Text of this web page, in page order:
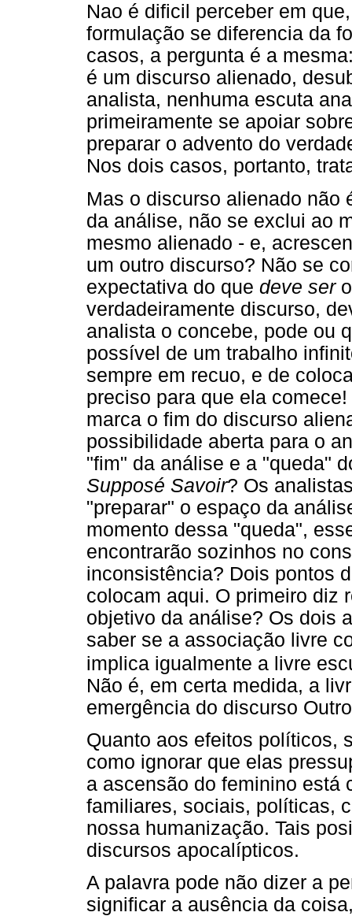
Nao é dificil perceber em
formulação se diferencia da
casos, a pergunta é a
é um discurso alienado,
analista, nenhuma escuta
primeiramente se apoiar
preparar o advento do
Nos dois casos, portanto,
Mas o discurso alienado não
da análise, não se exclui ao
mesmo alienado - e,
um outro discurso? Não se
expectativa do que deve sero
verdadeiramente discurso,
analista o concebe, pode ou
possível de um trabalho
sempre em recuo, e de
preciso para que ela
marca o fim do discurso
possibilidade aberta para o
"fim" da análise e a "queda"
Supposé Savoir? Os
"preparar" o espaço da
momento dessa "queda",
encontrarão sozinhos no
inconsistência? Dois pontos
colocam aqui. O primeiro diz
objetivo da análise? Os dois
saber se a associação livre
implica igualmente a livre
Não é, em certa medida, a
emergência do discurso
Quanto aos efeitos políticos,
como ignorar que elas
a ascensão do feminino está
familiares, sociais, políticas,
nossa humanização. Tais
discursos apocalípticos.
A palavra pode não dizer a
significar a ausência da